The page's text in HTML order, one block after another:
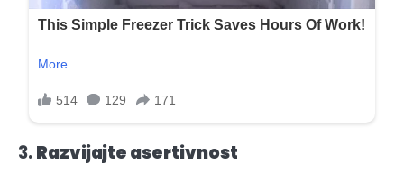
3.Razvijajte asertivnost